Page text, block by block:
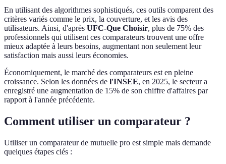
En utilisant des algorithmes sophistiqués, ces outils comparent des
critères variés comme le prix, la couverture, et les avis des
utilisateurs. Ainsi, d'après UFC-Que Choisir, plus de 75% des
professionnels qui utilisent ces comparateurs trouvent une offre
mieux adaptée à leurs besoins, augmentant non seulement leur
satisfaction mais aussi leurs économies.
Économiquement, le marché des comparateurs est en pleine
croissance. Selon les données de l'INSEE, en 2025, le secteur a
enregistré une augmentation de 15% de son chiffre d'affaires par
rapport à l'année précédente.
Comment utiliser un comparateur ?
Utiliser un comparateur de mutuelle pro est simple mais demande
quelques étapes clés :